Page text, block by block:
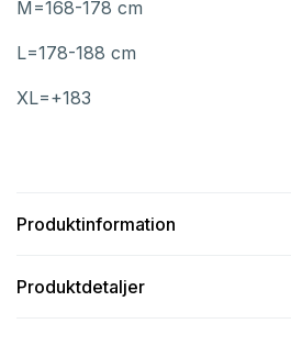
M=168-178 cm
L=178-188 cm
XL=+183
Produktinformation
Produktdetaljer